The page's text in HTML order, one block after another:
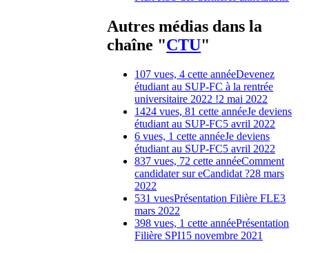
Autres médias dans la
chaîne "CTU"
107 vues, 4 cette annéeDevenez
étudiant au SUP-FC à la rentrée
universitaire 2022 !2 mai 2022
1424 vues, 81 cette annéeJe deviens
étudiant au SUP-FC5 avril 2022
6 vues, 1 cette annéeJe deviens
étudiant au SUP-FC5 avril 2022
837 vues, 72 cette annéeComment
candidater sur eCandidat ?28 mars
2022
531 vuesPrésentation Filière FLE3
mars 2022
398 vues, 1 cette annéePrésentation
Filière SPI15 novembre 2021